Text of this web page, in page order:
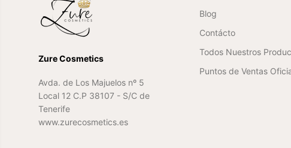
Zure Cosmetics
Avda. de Los Majuelos nº 5
Local 12 C.P 38107 - S/C de
Tenerife
www.zurecosmetics.es
Blog
Contácto
Todos Nuestros
Puntos de Ventas